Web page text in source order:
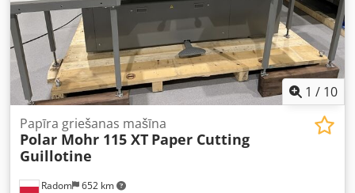
1 / 10
Radom 652 km
Papīra griešanas mašīna
Polar Mohr 115 XT Paper Cutting
Guillotine